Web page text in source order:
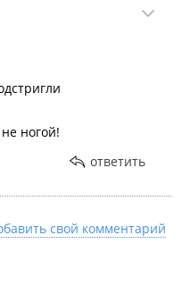
ногой!
ответить
свой комментарий